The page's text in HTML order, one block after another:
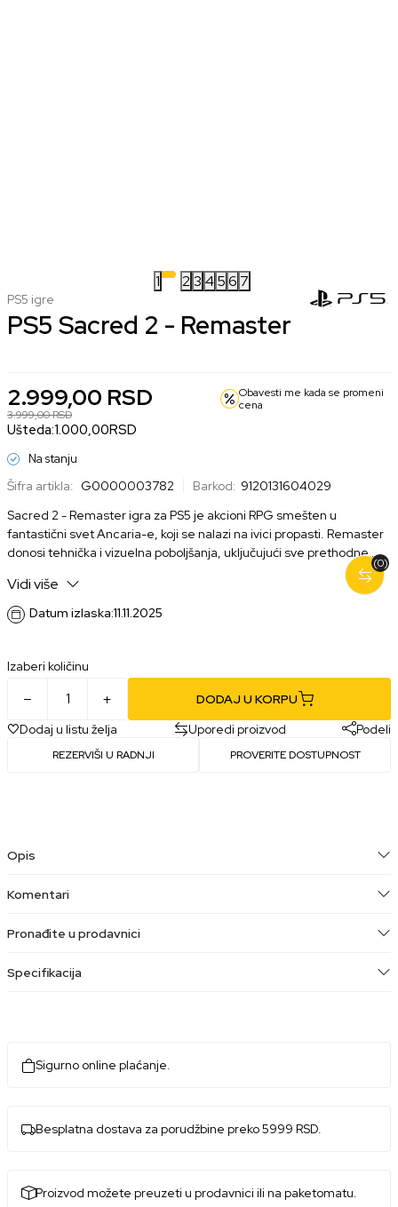
1 2 3 4 56 7
PS5 igre
PS5 Sacred 2 - Remaster
2.999,00 RSD
3.999,00RSD
Ušteda:1.000,00RSD
Obavesti me kada se promeni
cena
Na stanju
Šifra artikla: G0000003782 Barkod: 9120131604029
Sacred 2 - Remaster igra za PS5 je akcioni RPG smešten u
fantastični svet Ancaria-e, koji se nalazi na ivici propasti. Remaster
donosi tehnička i vizuelna poboljšanja, uključujući sve prethodne
ekspanzije, modernizovan interfejs i unapređenu borbu. Igrači
biraju između više heroja i istražuju ogroman otvoreni svet pun
zadataka, tamnica i opasnih neprijatelja.
Vidi više
Datum izlaska:11.11.2025
Izaberi količinu
DODAJ U KORPU
Dodaj u listu želja
Uporedi proizvod Podeli
REZERVIŠI U RADNJI PROVERITE DOSTUPNOST
(0)
Opis
Komentari
Pronađite u prodavnici
Specifikacija
Sigurno online plaćanje.
Besplatna dostava za porudžbine preko 5999 RSD.
Proizvod možete preuzeti u prodavnici ili na paketomatu.